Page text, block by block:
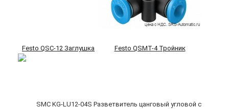
Festo QSC-12 Заглушка Festo QSMT-4 Тройник